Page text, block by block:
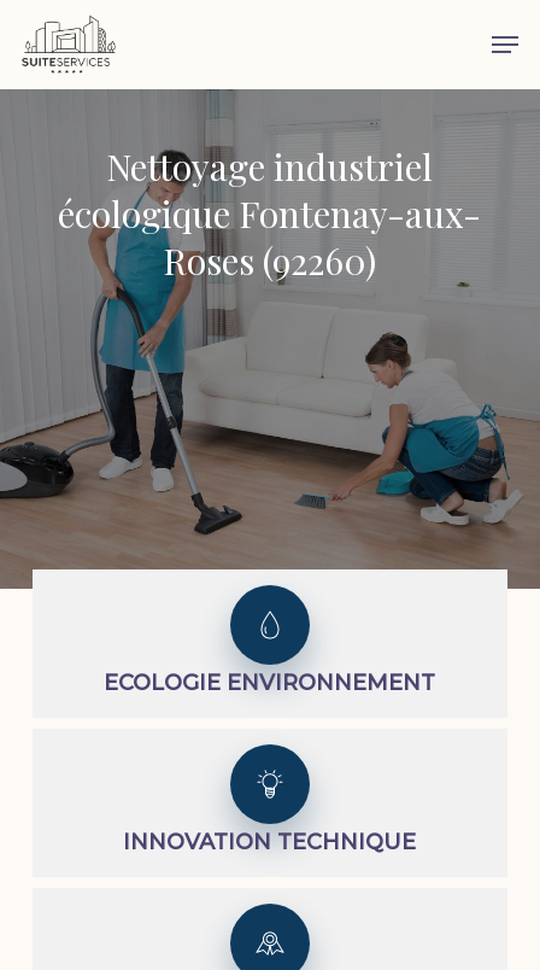
Skip
main
Nettoyage industriel
écologique Fontenay-aux-
Roses (92260)
ECOLOGIE ENVIRONNEMENT
INNOVATION TECHNIQUE